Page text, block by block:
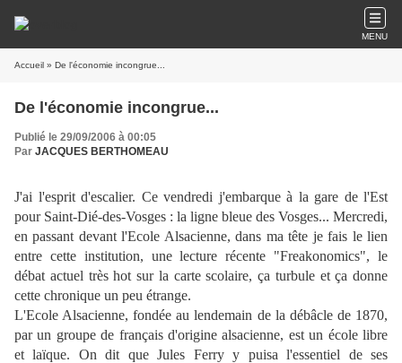
MENU
Accueil » De l'économie incongrue...
De l'économie incongrue...
Publié le 29/09/2006 à 00:05
Par JACQUES BERTHOMEAU
J'ai l'esprit d'escalier. Ce vendredi j'embarque à la gare de l'Est
pour Saint-Dié-des-Vosges : la ligne bleue des Vosges... Mercredi,
en passant devant l'Ecole Alsacienne, dans ma tête je fais le lien
entre cette institution, une lecture récente "Freakonomics", le
débat actuel très hot sur la carte scolaire, ça turbule et ça donne
cette chronique un peu étrange.
L'Ecole Alsacienne, fondée au lendemain de la débâcle de 1870,
par un groupe de français d'origine alsacienne, est un école libre
et laïque. On dit que Jules Ferry y puisa l'essentiel de ses